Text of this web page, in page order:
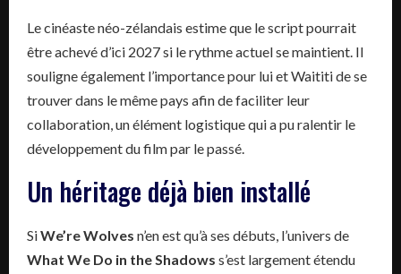
Le cinéaste néo-zélandais estime que le script pourrait
être achevé d’ici 2027 si le rythme actuel se maintient. Il
souligne également l’importance pour lui et Waititi de se
trouver dans le même pays afin de faciliter leur
collaboration, un élément logistique qui a pu ralentir le
développement du film par le passé.
Un héritage déjà bien installé
SiWe’re Wolves n’en est qu’à ses débuts, l’univers de
What We Do in the Shadows s’est largement étendu